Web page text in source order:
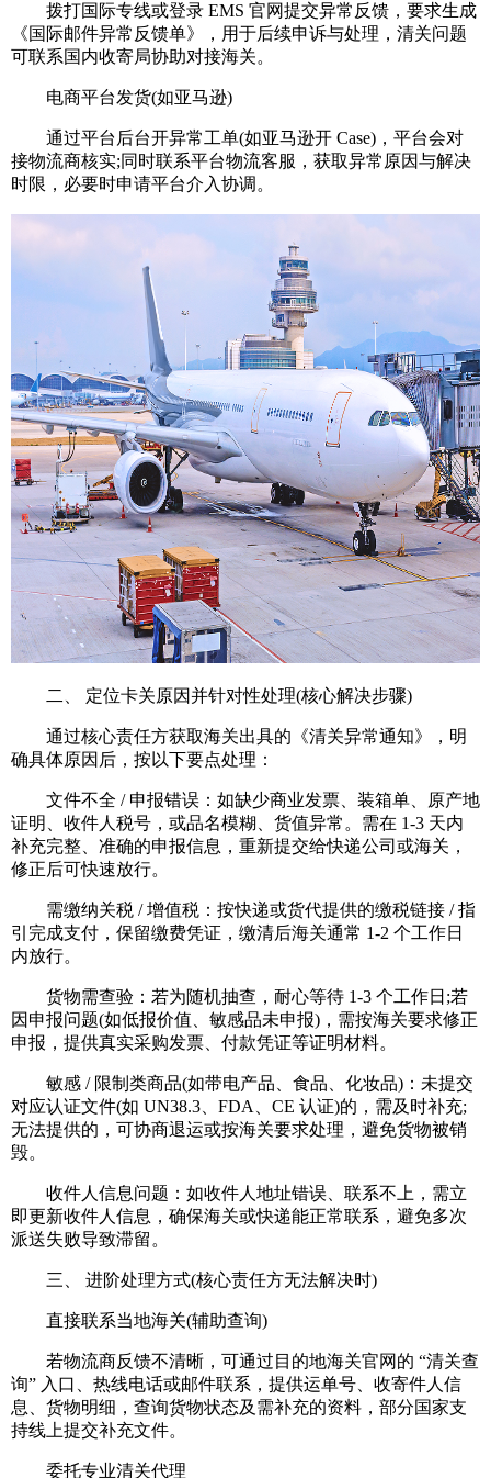
拨打国际专线或登录 EMS 官网提交异常反馈，要求生成
《国际邮件异常反馈单》，用于后续申诉与处理，清关问题
可联系国内收寄局协助对接海关。
电商平台发货(如亚马逊)
通过平台后台开异常工单(如亚马逊开 Case)，平台会对
接物流商核实;同时联系平台物流客服，获取异常原因与解决
时限，必要时申请平台介入协调。
二、 定位卡关原因并针对性处理(核心解决步骤)
通过核心责任方获取海关出具的《清关异常通知》，明
确具体原因后，按以下要点处理：
文件不全 / 申报错误：如缺少商业发票、装箱单、原产地
证明、收件人税号，或品名模糊、货值异常。需在 1-3 天内
补充完整、准确的申报信息，重新提交给快递公司或海关，
修正后可快速放行。
需缴纳关税 / 增值税：按快递或货代提供的缴税链接 / 指
引完成支付，保留缴费凭证，缴清后海关通常 1-2 个工作日
内放行。
货物需查验：若为随机抽查，耐心等待 1-3 个工作日;若
因申报问题(如低报价值、敏感品未申报)，需按海关要求修正
申报，提供真实采购发票、付款凭证等证明材料。
敏感 / 限制类商品(如带电产品、食品、化妆品)：未提交
对应认证文件(如 UN38.3、FDA、CE 认证)的，需及时补充;
无法提供的，可协商退运或按海关要求处理，避免货物被销
毁。
收件人信息问题：如收件人地址错误、联系不上，需立
即更新收件人信息，确保海关或快递能正常联系，避免多次
派送失败导致滞留。
三、 进阶处理方式(核心责任方无法解决时)
直接联系当地海关(辅助查询)
若物流商反馈不清晰，可通过目的地海关官网的 “清关查
询” 入口、热线电话或邮件联系，提供运单号、收寄件人信
息、货物明细，查询货物状态及需补充的资料，部分国家支
持线上提交补充文件。
委托专业清关代理